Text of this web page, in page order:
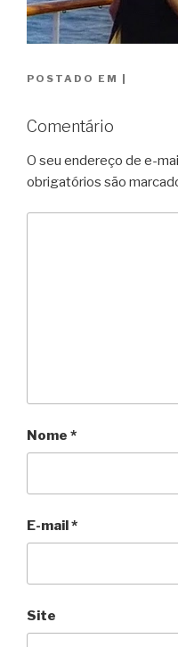
POSTADO EM |
Comentário
O seu endereço de e-
obrigatórios são
Nome *
E-mail*
Site